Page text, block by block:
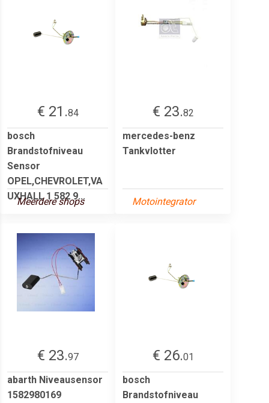
€ 21.84
bosch
Brandstofniveau
Sensor
OPEL,CHEVROLET,VA
UXHALL 1 582 9...
Meerdere shops
€ 23.82
mercedes-benz
Tankvlotter
Motointegrator
€ 23.97
abarth Niveausensor
1582980169
€ 26.01
bosch
Brandstofniveau